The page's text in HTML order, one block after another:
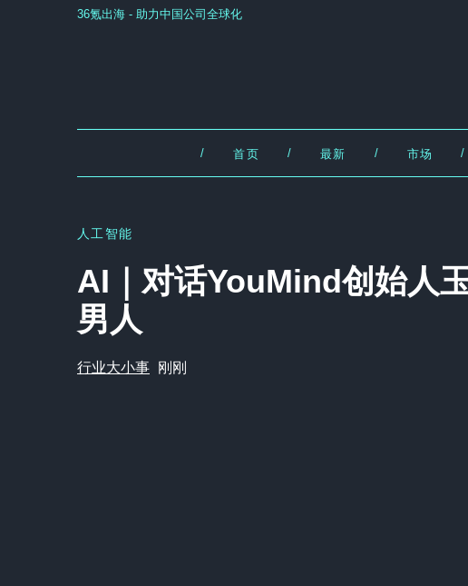
36氪出海 - 助力中国公司全球化
/ 首页 / 最新 / 市场 /
人工智能
AI｜对话YouMind创始人
男人
行业大小事 刚刚